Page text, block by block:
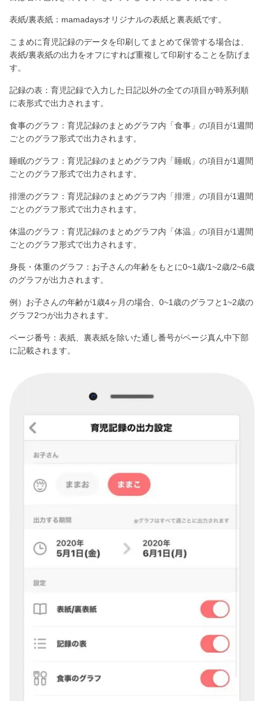
表紙/裏表紙：mamadaysオリジナルの表紙と裏表紙です。
こまめに育児記録のデータを印刷してまとめて保管する場合は、
表紙/裏表紙の出力をオフにすれば重複して印刷することを防げま
す。
記録の表：育児記録で入力した日記以外の全ての項目が時系列順
に表形式で出力されます。
食事のグラフ：育児記録のまとめグラフ内「食事」の項目が1週間
ごとのグラフ形式で出力されます。
睡眠のグラフ：育児記録のまとめグラフ内「睡眠」の項目が1週間
ごとのグラフ形式で出力されます。
排泄のグラフ：育児記録のまとめグラフ内「排泄」の項目が1週間
ごとのグラフ形式で出力されます。
体温のグラフ：育児記録のまとめグラフ内「体温」の項目が1週間
ごとのグラフ形式で出力されます。
身長・体重のグラフ：お子さんの年齢をもとに0~1歳/1~2歳/2~6歳
のグラフが出力されます。
例）お子さんの年齢が1歳4ヶ月の場合、0~1歳のグラフと1~2歳の
グラフ2つが出力されます。
ページ番号：表紙、裏表紙を除いた通し番号がページ真ん中下部
に記載されます。